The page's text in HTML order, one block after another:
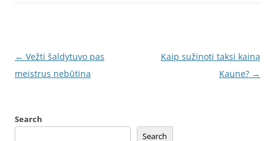
Post
navigation
← Vežti šaldytuvo pas
meistrus nebūtina
Kaip sužinoti taksi kainą
Kaune? →
Search
Search